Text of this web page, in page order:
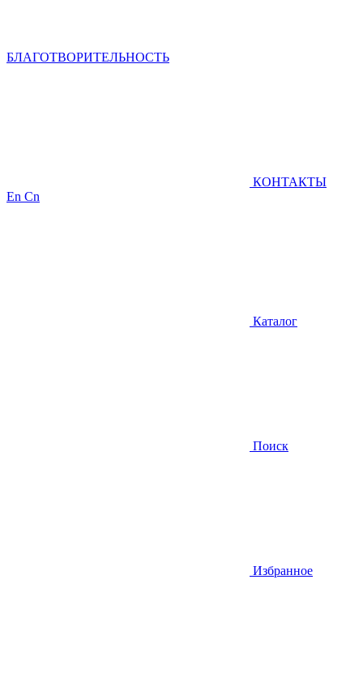
БЛАГОТВОРИТЕЛЬНОСТЬ
КОНТАКТЫ
En Cn
Каталог
Поиск
Избранное